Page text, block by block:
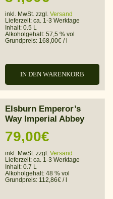
inkl. MwSt. zzgl. Versand
Lieferzeit: ca. 1-3 Werktage
Inhalt: 0.5 L
Alkoholgehalt: 57,5 % vol
Grundpreis: 168,00€ /
IN DEN WARENKORB
Elsburn Emperor’s
Way Imperial Abbey
79,00€
inkl. MwSt. zzgl. Versand
Lieferzeit: ca. 1-3 Werktage
Inhalt: 0.7 L
Alkoholgehalt: 48 % vol
Grundpreis: 112,86€ /l